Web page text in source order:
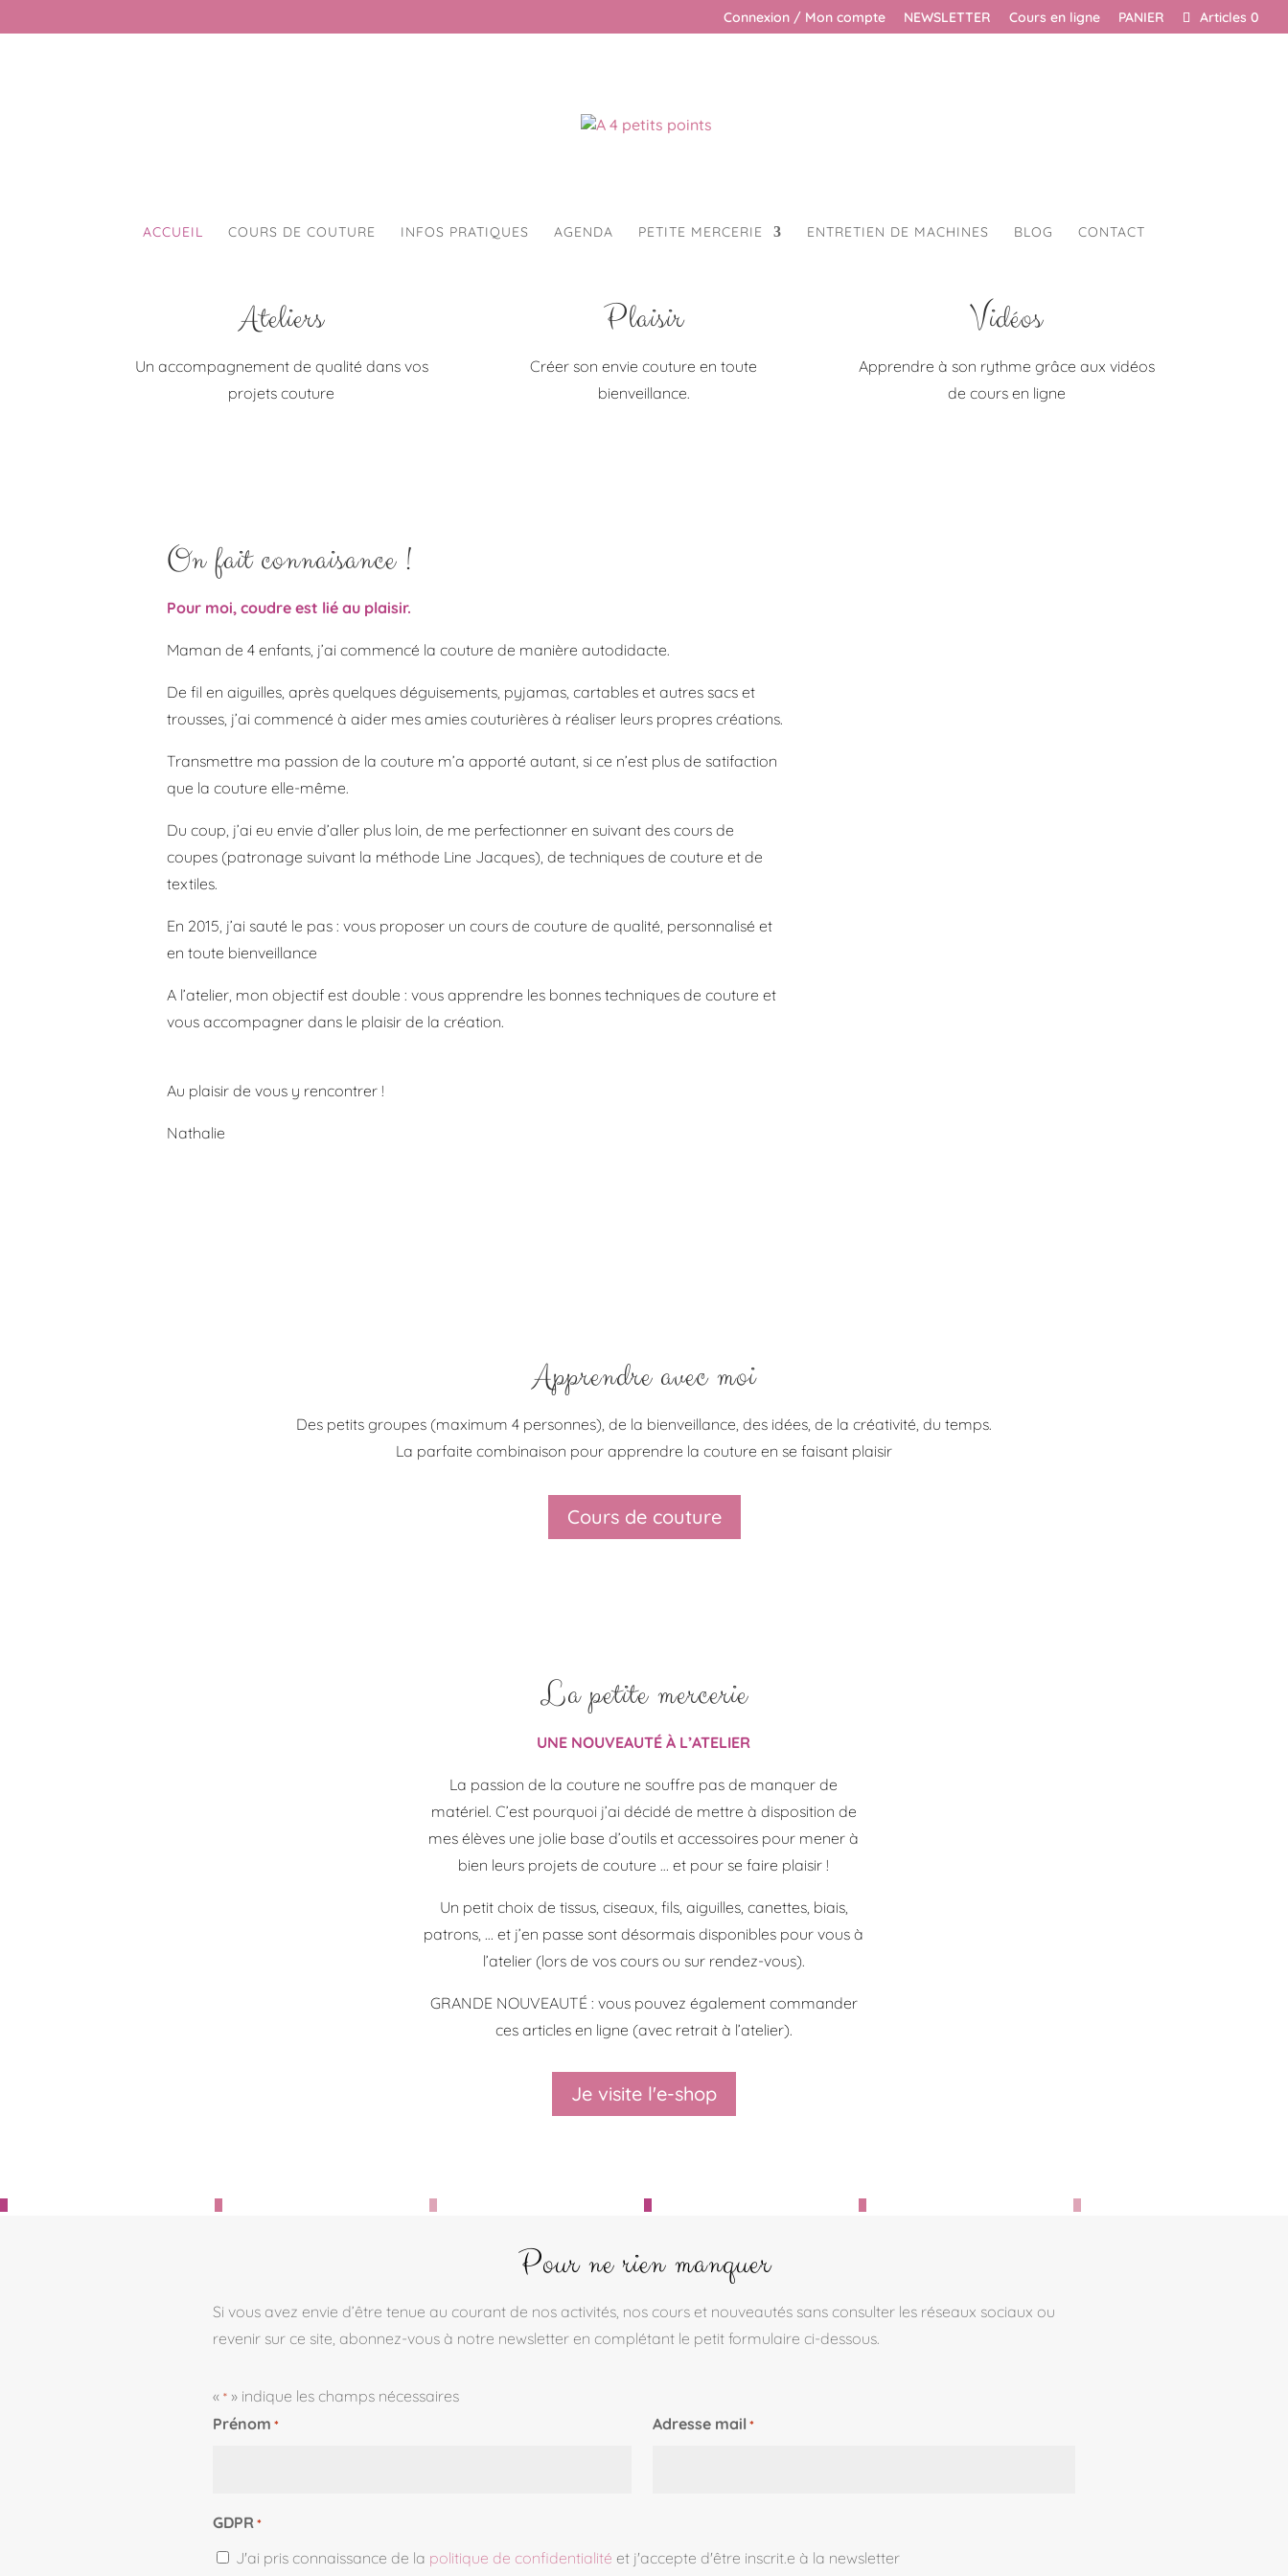
Connexion / Mon compte NEWSLETTER Cours en ligne PANIER Articles 0
ACCUEIL COURS DE COUTURE INFOS PRATIQUES AGENDA PETITE MERCERIE ENTRETIEN DE MACHINES BLOG CONTACT
Ateliers
Un accompagnement de qualité dans vos
projets couture
Plaisir
Créer son envie couture en toute
bienveillance.
Vidéos
Apprendre à son rythme grâce aux vidéos
de cours en ligne
On fait connaisance !
Pour moi, coudre est lié au plaisir.
Maman de 4 enfants, j’ai commencé la couture de manière autodidacte.
De fil en aiguilles, après quelques déguisements, pyjamas, cartables et autres sacs et
trousses, j’ai commencé à aider mes amies couturières à réaliser leurs propres créations.
Transmettre ma passion de la couture m’a apporté autant, si ce n’est plus de satifaction
que la couture elle-même.
Du coup, j’ai eu envie d’aller plus loin, de me perfectionner en suivant des cours de
coupes (patronage suivant la méthode Line Jacques), de techniques de couture et de
textiles.
En 2015, j’ai sauté le pas : vous proposer un cours de couture de qualité, personnalisé et
en toute bienveillance
A l’atelier, mon objectif est double : vous apprendre les bonnes techniques de couture et
vous accompagner dans le plaisir de la création.
Au plaisir de vous y rencontrer !
Nathalie
Apprendre avec moi
Des petits groupes (maximum 4 personnes), de la bienveillance, des idées, de la créativité, du temps.
La parfaite combinaison pour apprendre la couture en se faisant plaisir
Cours de couture
La petite mercerie
UNE NOUVEAUTÉ À L’ATELIER
La passion de la couture ne souffre pas de manquer de
matériel. C’est pourquoi j’ai décidé de mettre à disposition de
mes élèves une jolie base d’outils et accessoires pour mener à
bien leurs projets de couture … et pour se faire plaisir !
Un petit choix de tissus, ciseaux, fils, aiguilles, canettes, biais,
patrons, … et j’en passe sont désormais disponibles pour vous à
l’atelier (lors de vos cours ou sur rendez-vous).
GRANDE NOUVEAUTÉ : vous pouvez également commander
ces articles en ligne (avec retrait à l’atelier).
Je visite l'e-shop
Pour ne rien manquer
Si vous avez envie d’être tenue au courant de nos activités, nos cours et nouveautés sans consulter les réseaux sociaux ou
revenir sur ce site, abonnez-vous à notre newsletter en complétant le petit formulaire ci-dessous.
« * » indique les champs nécessaires
Prénom * Adresse mail *
GDPR *
J'ai pris connaissance de la politique de confidentialité et j'accepte d'être inscrit.e à la newsletter